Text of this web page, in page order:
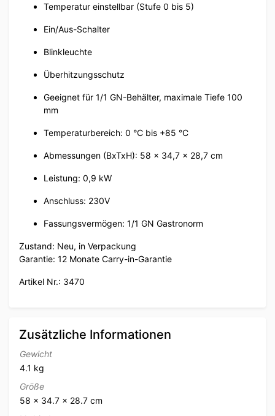
Temperatur einstellbar (Stufe 0 bis 5)
Ein/Aus-Schalter
Blinkleuchte
Überhitzungsschutz
Geeignet für 1/1 GN-Behälter, maximale Tiefe 100
mm
Temperaturbereich: 0 °C bis +85 °C
Abmessungen (BxTxH): 58 x 34,7 x 28,7 cm
Leistung: 0,9 kW
Anschluss: 230V
Fassungsvermögen: 1/1 GN Gastronorm
Zustand: Neu, in Verpackung
Garantie: 12 Monate Carry-in-Garantie
Artikel Nr.: 3470
Zusätzliche Informationen
Gewicht
4.1 kg
Größe
58 × 34.7 × 28.7 cm